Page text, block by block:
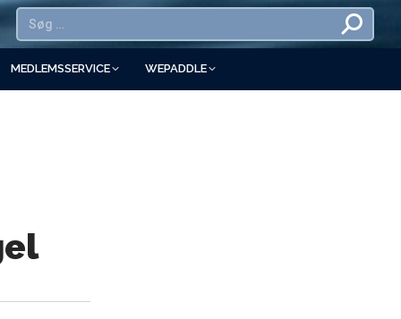
MEDLEMSSERVICE WEPADDLE